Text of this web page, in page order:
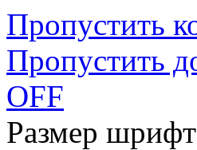
Пропустить
Пропустить
OFF
Размер